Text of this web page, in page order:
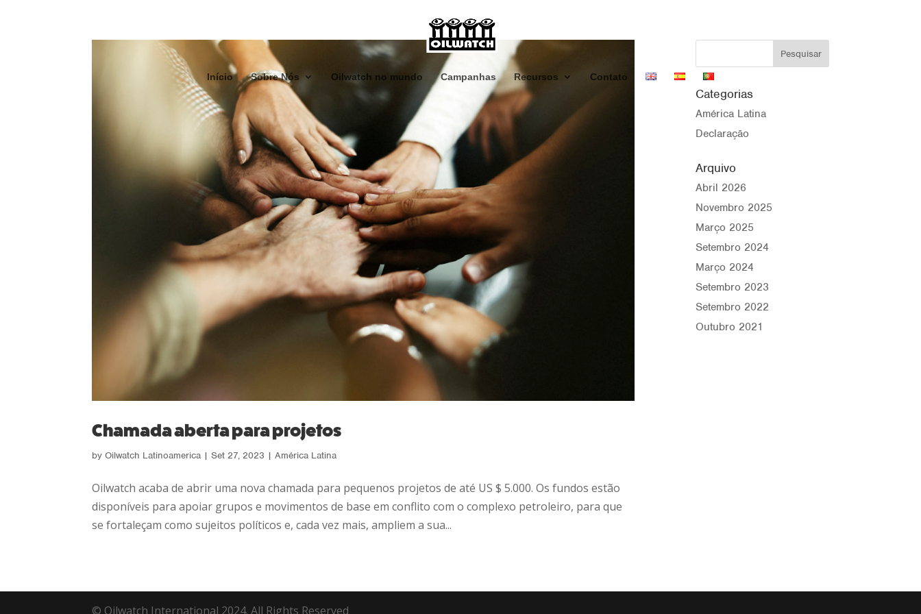
Início Sobre Nós Oilwatch no mundo Campanhas Recursos Contato
Chamada aberta para projetos
byOilwatch Latinoamerica |Set 27, 2023 |América Latina
Oilwatch acaba de abrir uma nova chamada para pequenos projetos de até US $ 5.000. Os fundos estão
disponíveis para apoiar grupos e movimentos de base em conflito com o complexo petroleiro, para que
se fortaleçam como sujeitos políticos e, cada vez mais, ampliem a sua...
Categorias
América Latina
Declaração
Arquivo
Abril 2026
Novembro 2025
Março 2025
Setembro 2024
Março 2024
Setembro 2023
Setembro 2022
Outubro 2021
© Oilwatch International 2024. All Rights Reserved